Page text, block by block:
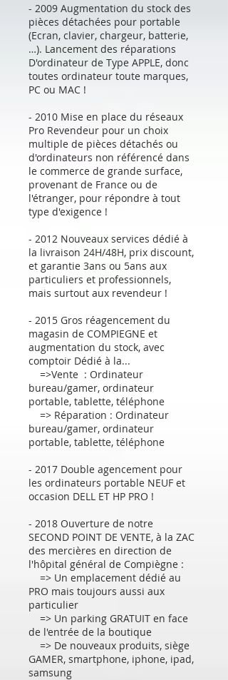
- 2009 Augmentation du stock des
pièces détachées pour portable
(Ecran, clavier, chargeur, batterie,
…). Lancement des réparations
D'ordinateur de Type APPLE, donc
toutes ordinateur toute marques,
PC ou MAC !
- 2010 Mise en place du réseaux
Pro Revendeur pour un choix
multiple de pièces détachés ou
d'ordinateurs non référencé dans
le commerce de grande surface,
provenant de France ou de
l'étranger, pour répondre à tout
type d'exigence !
- 2012 Nouveaux services dédié à
la livraison 24H/48H, prix discount,
et garantie 3ans ou 5ans aux
particuliers et professionnels,
mais surtout aux revendeur !
- 2015 Gros réagencement du
magasin de COMPIEGNE et
augmentation du stock, avec
comptoir Dédié à la...
=>Vente : Ordinateur
bureau/gamer, ordinateur
portable, tablette, téléphone
=> Réparation : Ordinateur
bureau/gamer, ordinateur
portable, tablette, téléphone
- 2017 Double agencement pour
les ordinateurs portable NEUF et
occasion DELL ET HP PRO !
- 2018 Ouverture de notre
SECOND POINT DE VENTE, à la ZAC
des mercières en direction de
l'hôpital général de Compiègne :
=> Un emplacement dédié au
PRO mais toujours aussi aux
particulier
=> Un parking GRATUIT en face
de l'entrée de la boutique
=> De nouveaux produits, siège
GAMER, smartphone, iphone, ipad,
samsung